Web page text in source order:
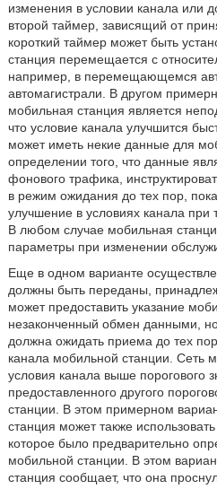
изменения в условии канала или
второй таймер, зависящий от
короткий таймер может быть
станция перемещается с
например, в перемещающемся
автомагистрали. В другом
мобильная станция является
что условие канала улучшится
может иметь некие данные для
определении того, что данные
фонового трафика,
в режим ожидания до тех пор,
улучшение в условиях канала при
В любом случае мобильная
параметры при изменении
Еще в одном варианте
должны быть переданы,
может предоставить указание
незаконченный обмен данными,
должна ожидать приема до тех
канала мобильной станции. Сеть
условия канала выше порогового
предоставленного другого
станции. В этом примерном
станция может также
которое было предварительно
мобильной станции. В этом
станция сообщает, что она